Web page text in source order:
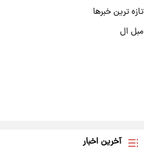
تازه ترین خبرها
مبل ال
آخرین اخبار